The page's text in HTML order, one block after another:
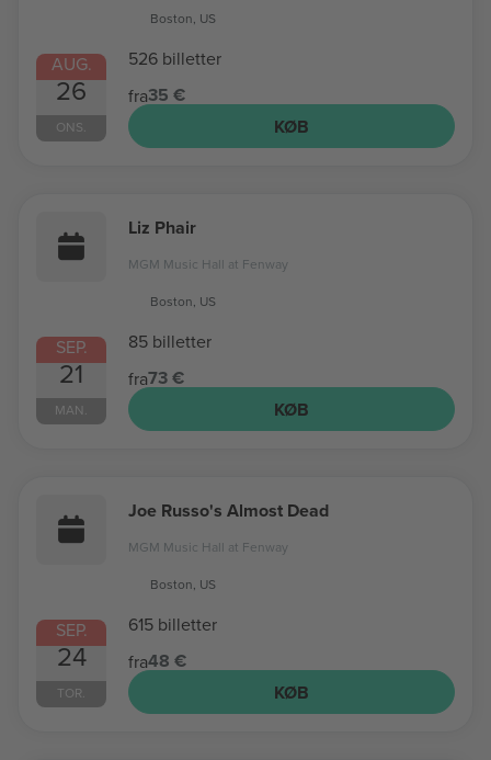
AUG.
26
ONS.
Boston, US
526 billetter
fra35 €
KØB
SEP.
21
MAN.
Liz Phair
MGM Music Hall at Fenway
Boston, US
85 billetter
fra73 €
KØB
SEP.
24
TOR.
Joe Russo's Almost Dead
MGM Music Hall at Fenway
Boston, US
615 billetter
fra48 €
KØB